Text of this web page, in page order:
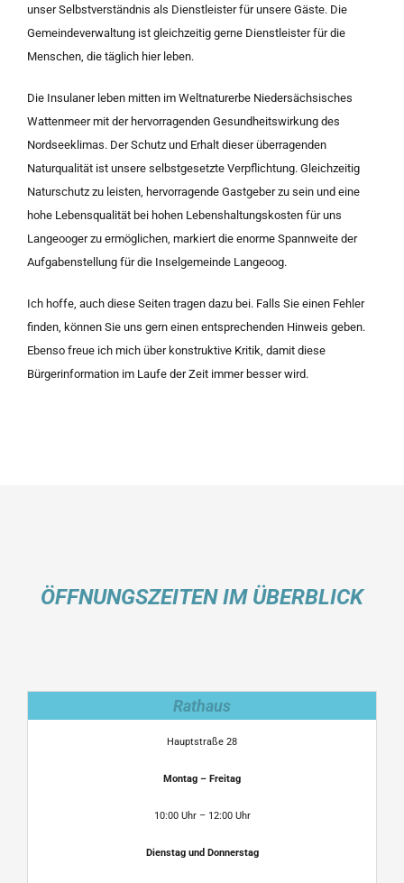
unser Selbstverständnis als Dienstleister für unsere Gäste. Die
Gemeindeverwaltung ist gleichzeitig gerne Dienstleister für die
Menschen, die täglich hier leben.
Die Insulaner leben mitten im Weltnaturerbe Niedersächsisches
Wattenmeer mit der hervorragenden Gesundheitswirkung des
Nordseeklimas. Der Schutz und Erhalt dieser überragenden
Naturqualität ist unsere selbstgesetzte Verpflichtung. Gleichzeitig
Naturschutz zu leisten, hervorragende Gastgeber zu sein und eine
hohe Lebensqualität bei hohen Lebenshaltungskosten für uns
Langeooger zu ermöglichen, markiert die enorme Spannweite der
Aufgabenstellung für die Inselgemeinde Langeoog.
Ich hoffe, auch diese Seiten tragen dazu bei. Falls Sie einen Fehler
finden, können Sie uns gern einen entsprechenden Hinweis geben.
Ebenso freue ich mich über konstruktive Kritik, damit diese
Bürgerinformation im Laufe der Zeit immer besser wird.
ÖFFNUNGSZEITEN IM ÜBERBLICK
Rathaus
Hauptstraße 28
Montag – Freitag
10:00 Uhr – 12:00 Uhr
Dienstag und Donnerstag